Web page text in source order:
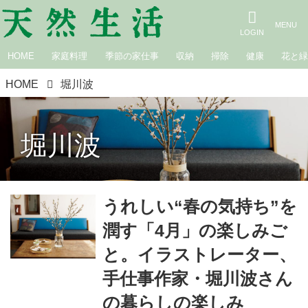
HOME 家庭料理 季節の家仕事 収納 掃除 健康 花と緑
HOME 堀川波
堀川波
うれしい“春の気持ち”を
潤す「4月」の楽しみご
と。イラストレーター、
手仕事作家・堀川波さん
の暮らしの楽しみ